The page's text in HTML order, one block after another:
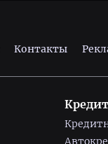
Контакты